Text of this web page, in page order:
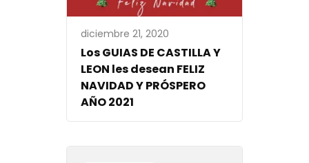
diciembre 21, 2020
Los GUIAS DE CASTILLA Y
LEON les desean FELIZ
NAVIDAD Y PRÓSPERO
AÑO 2021